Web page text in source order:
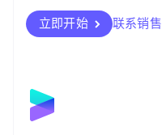
立即开始 联系销售
瑞士
DeutschFrançais
English
斯洛文尼亚